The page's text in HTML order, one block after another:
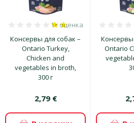
Консервы для собак –
Ontario Turkey,
Chicken and
vegetables in broth,
300 г
Оценка 40%,
1× оценка
2,79 €
Консервы
Ontario